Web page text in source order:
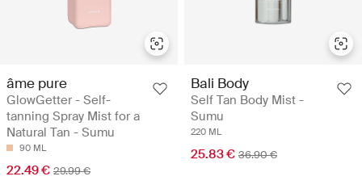
âme pure
GlowGetter - Self-
tanning Spray Mist for a
Natural Tan - Sumu
90 ML
22.49 € 29.99 €
Bali Body
Self Tan Body Mist -
Sumu
220 ML
25.83 € 36.90 €